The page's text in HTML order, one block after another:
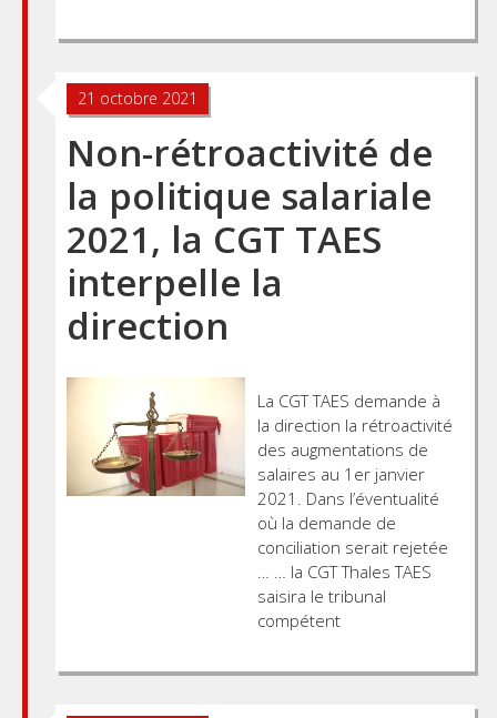
21 octobre 2021
Non-rétroactivité de
la politique salariale
2021, la CGT TAES
interpelle la
direction
La CGT TAES demande à
la direction la rétroactivité
des augmentations de
salaires au 1er janvier
2021. Dans l’éventualité
où la demande de
conciliation serait rejetée
… … la CGT Thales TAES
saisira le tribunal
compétent